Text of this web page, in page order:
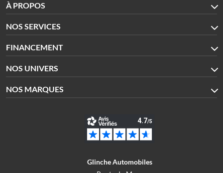
À PROPOS
NOS SERVICES
FINANCEMENT
NOS UNIVERS
NOS MARQUES
Glinche Automobiles